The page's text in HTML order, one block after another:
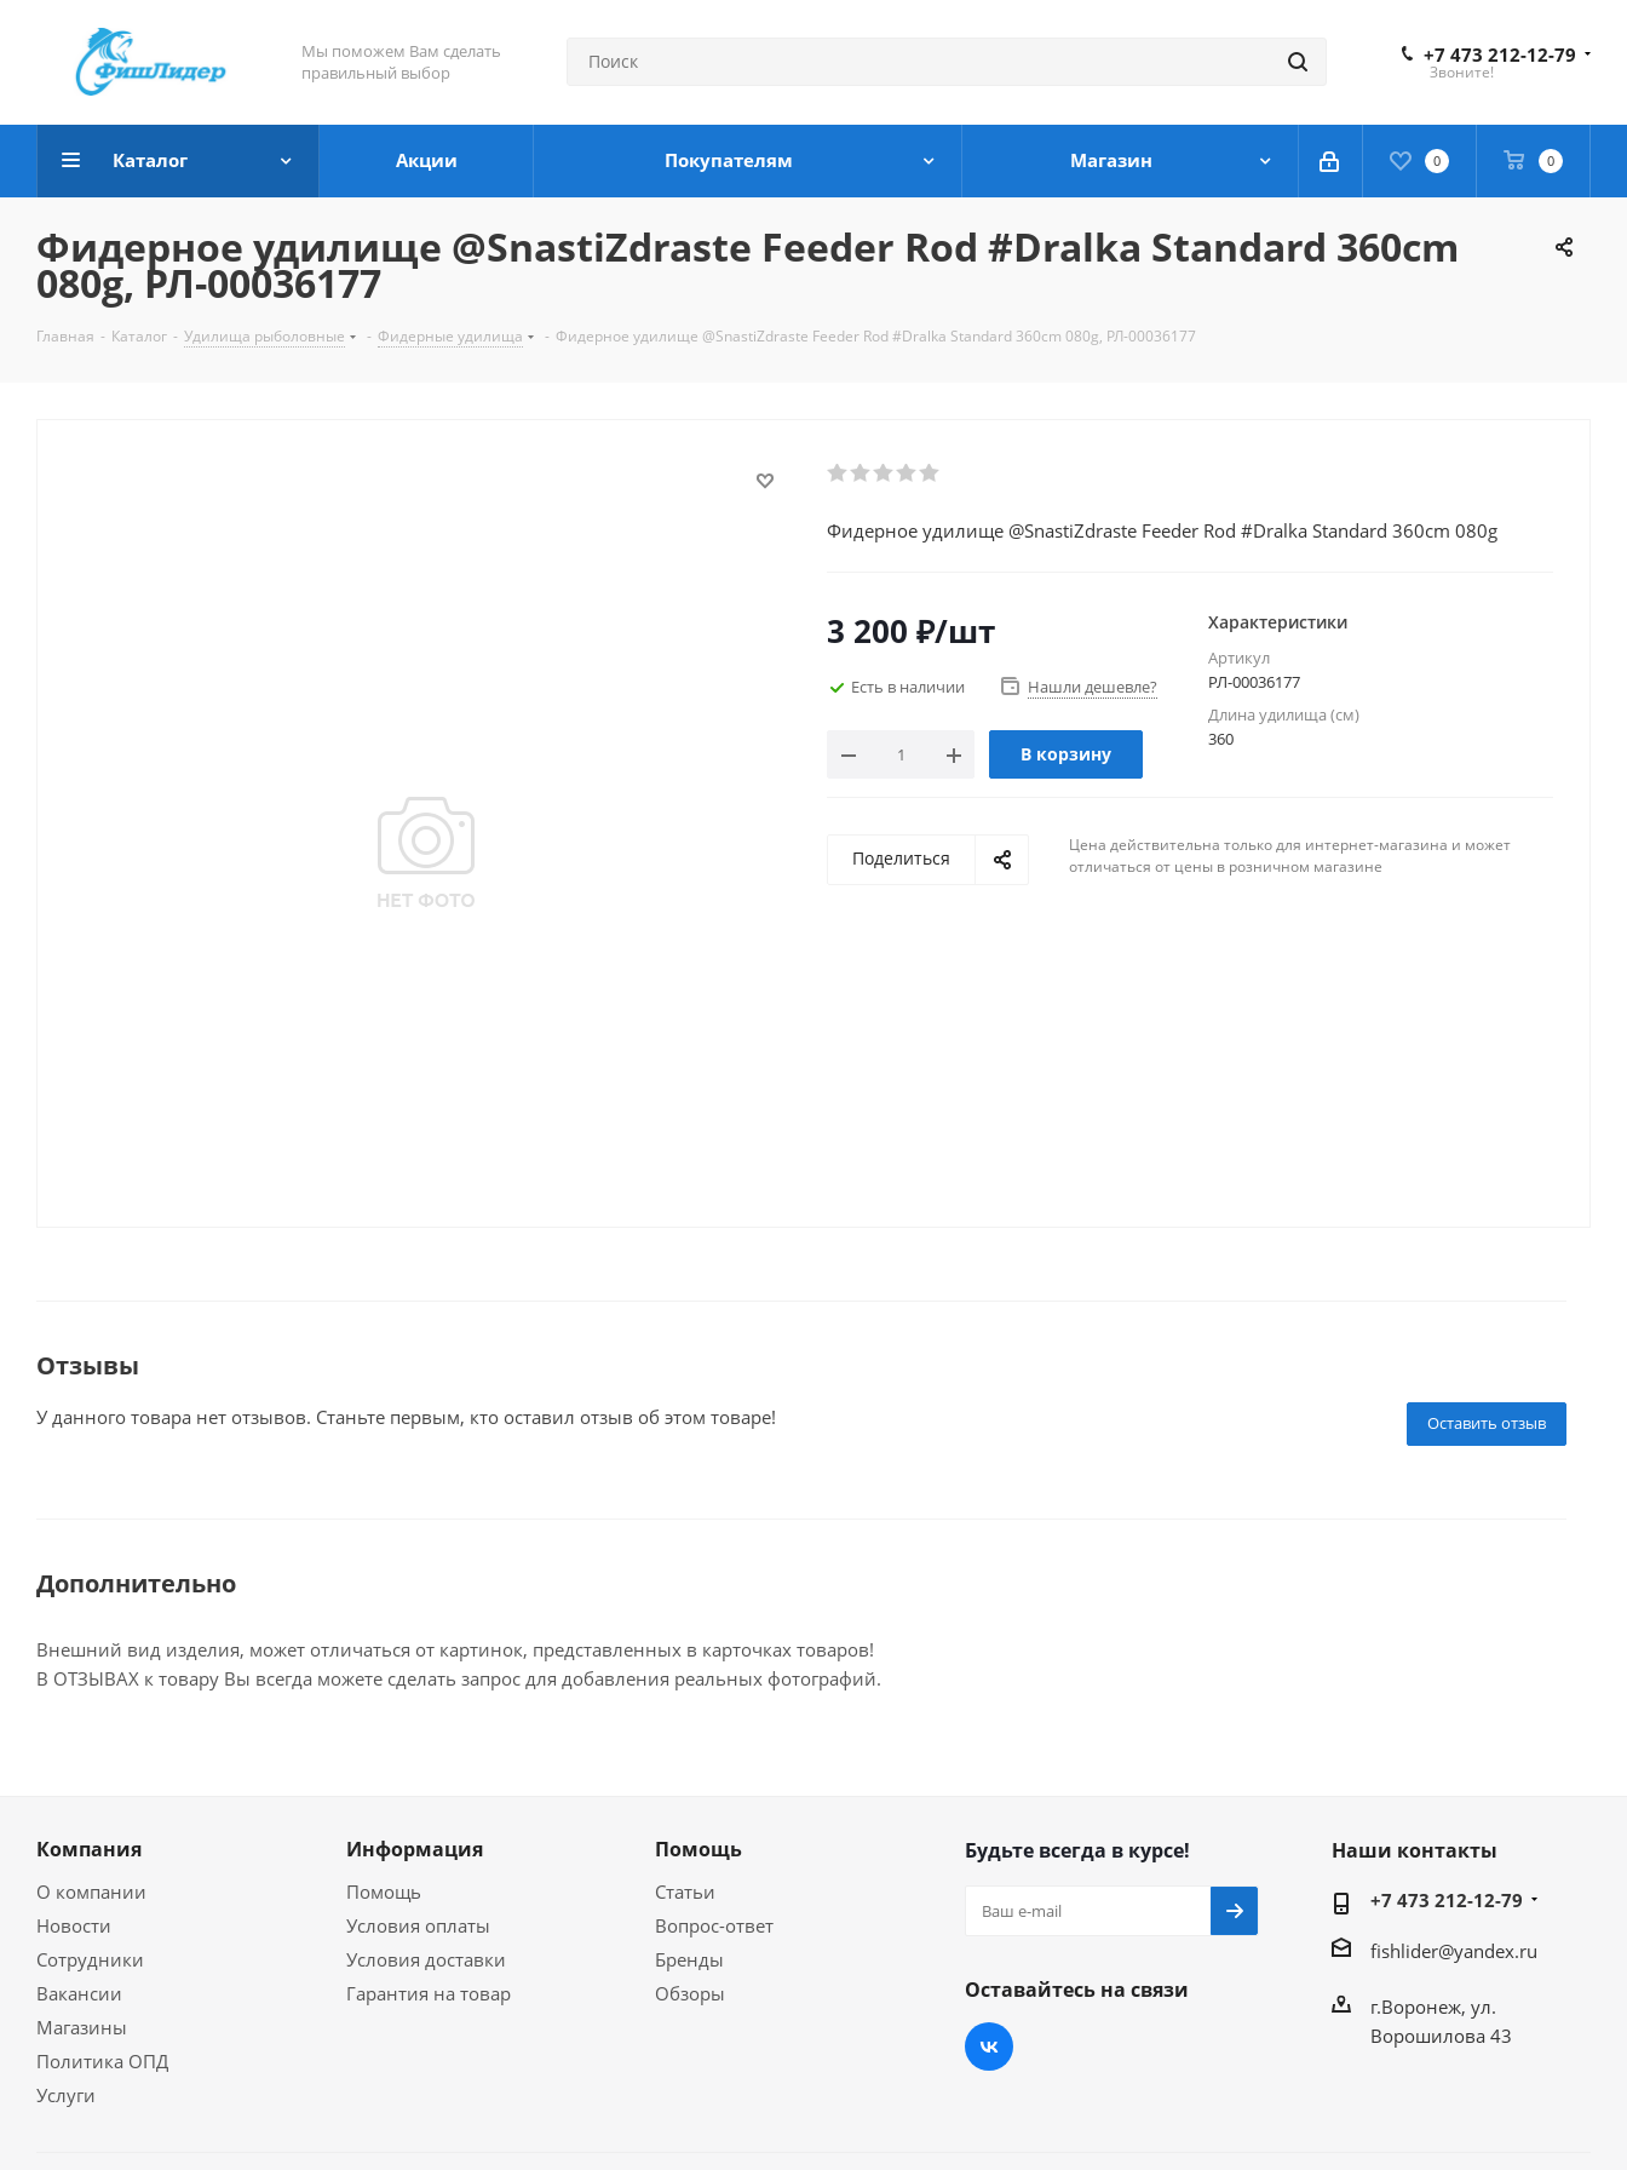
Мы поможем Вам сделать
правильный выбор
+7 473 212-12-79
Звоните!
0 0
Каталог Акции Покупателям Магазин
Фидерное удилище @SnastiZdraste Feeder Rod #Dralka Standard 360cm
080g, РЛ-00036177
Главная - Каталог - Удилища рыболовные - Фидерные удилища - Фидерное удилище @SnastiZdraste Feeder Rod #Dralka Standard 360cm 080g, РЛ-00036177
Фидерное удилище @SnastiZdraste Feeder Rod #Dralka Standard 360cm 080g
3 200 ₽/шт
Есть в наличии Нашли дешевле?
В корзину
Характеристики
Артикул
РЛ-00036177
Длина удилища (см)
360
Поделиться
Цена действительна только для интернет-магазина и может
отличаться от цены в розничном магазине
Отзывы
Оставить отзыв
У данного товара нет отзывов. Станьте первым, кто оставил отзыв об этом товаре!
Дополнительно
Внешний вид изделия, может отличаться от картинок, представленных в карточках товаров!
В ОТЗЫВАХ к товару Вы всегда можете сделать запрос для добавления реальных фотографий.
Компания
О компании
Новости
Сотрудники
Вакансии
Магазины
Политика ОПД
Услуги
Информация
Помощь
Условия оплаты
Условия доставки
Гарантия на товар
Помощь
Статьи
Вопрос-ответ
Бренды
Обзоры
Будьте всегда в курсе!
Оставайтесь на связи
Наши контакты
+7 473 212-12-79
fishlider@yandex.ru
г.Воронеж, ул.
Ворошилова 43